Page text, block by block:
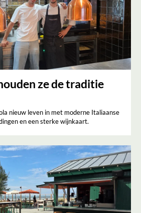
ze de traditie
nieuw leven in met moderne Italiaanse
en een sterke wijnkaart.